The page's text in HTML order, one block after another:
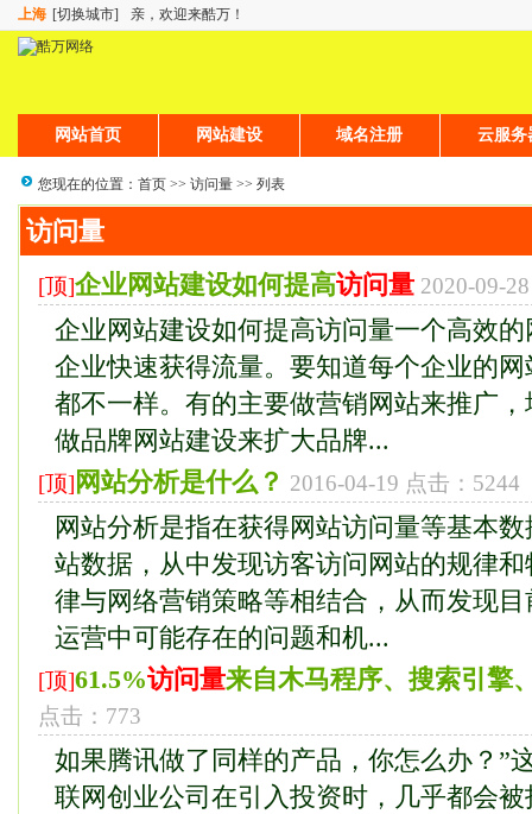
上海 [切换城市] 亲，欢迎来酷万！
网站首页 网站建设 域名注册 云服务
您现在的位置： 首页 >> 访问量 >> 列表
访问量
[顶]企业网站建设如何提高访问量 2020-09-
企业网站建设如何提高访问量一个高效
企业快速获得流量。要知道每个企业的
都不一样。有的主要做营销网站来推广
做品牌网站建设来扩大品牌...
[顶] 网站分析是什么？ 2016-04-19 点击：5244
网站分析是指在获得网站访问量等基本
站数据，从中发现访客访问网站的规律
律与网络营销策略等相结合，从而发现
运营中可能存在的问题和机...
[顶]61.5%访问量来自木马程序、搜索引擎
点击：773
如果腾讯做了同样的产品，你怎么办？”
联网创业公司在引入投资时，几乎都会